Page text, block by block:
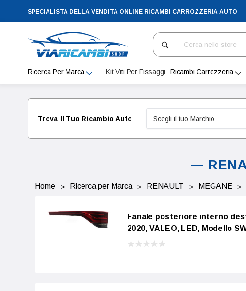
SPECIALISTA DELLA VENDITA ONLINE RICAMBI CARROZZERIA AUTO
Cerca
Ricerca Per Marca Kit Viti Per Fissaggi Ricambi Carrozzeria
Trova Il Tuo Ricambio Auto
Home Ricerca per Marca RENAULT MEGANE
Fanale posteriore interno
2020, VALEO, LED, Modello